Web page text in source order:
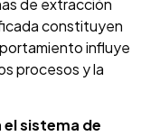
constituyen
influye
procesos y la
sistema de